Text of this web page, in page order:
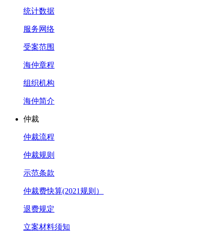
统计数据
服务网络
受案范围
海仲章程
组织机构
海仲简介
仲裁
仲裁流程
仲裁规则
示范条款
仲裁费快算(2021规则）
退费规定
立案材料须知